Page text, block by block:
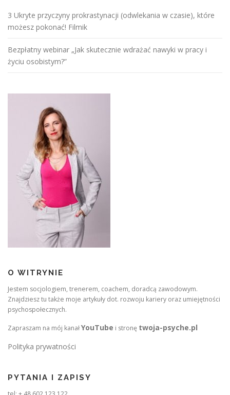
3 Ukryte przyczyny prokrastynacji (odwlekania w czasie), które
możesz pokonać! Filmik
Bezpłatny webinar „Jak skutecznie wdrażać nawyki w pracy i
życiu osobistym?”
O WITRYNIE
Jestem socjologiem, trenerem, coachem, doradcą zawodowym.
Znajdziesz tu także moje artykuły dot. rozwoju kariery oraz umiejętności
psychospołecznych.
Zapraszam na mój kanałYouTube i stronę twoja-psyche.pl
Polityka prywatności
PYTANIA I ZAPISY